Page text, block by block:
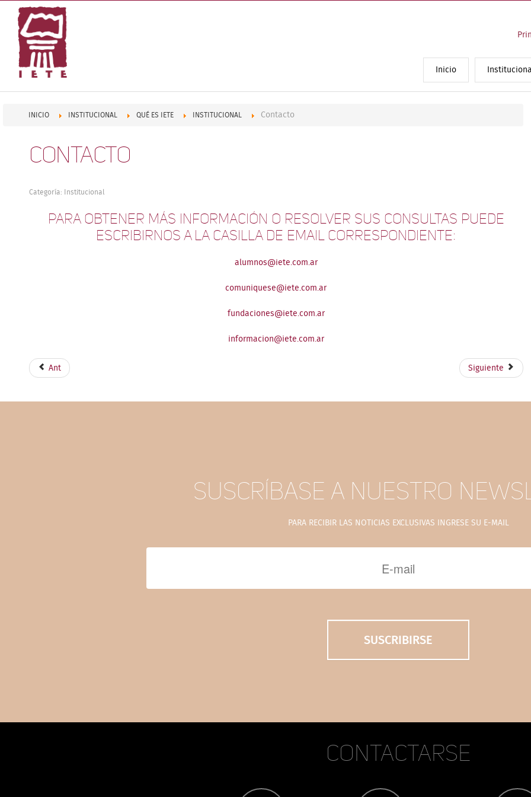
Inicio
INICIO INSTITUCIONAL QUÉ ES IETE INSTITUCIONAL Contacto
Contacto
Categoría: Institucional
Para obtener más información o resolver sus consultas puede
escribirnos a la casilla de email correspondiente:
alumnos@iete.com.ar
comuniquese@iete.com.ar
fundaciones@iete.com.ar
informacion@iete.com.ar
Ant Siguiente
SUSCRÍBASE A NUESTRO
PARA RECIBIR LAS NOTICIAS EXCLUSIVAS INGRESE SU E-MAIL
Contactarse